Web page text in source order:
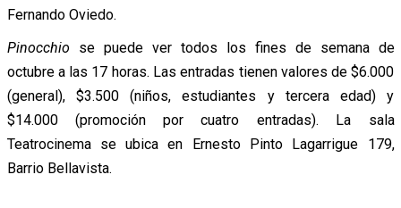
Fernando Oviedo.
Pinocchio se puede ver todos los fines de semana de
octubre a las 17 horas. Las entradas tienen valores de $6.000
(general), $3.500 (niños, estudiantes y tercera edad) y
$14.000 (promoción por cuatro entradas). La sala
Teatrocinema se ubica en Ernesto Pinto Lagarrigue 179,
Barrio Bellavista.